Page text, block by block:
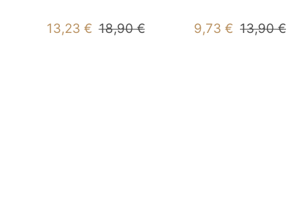
Angebotspreis
13,23 € Regulärer
18,90 € Angebotspreis
9,73 € Regulärer
13,90 €